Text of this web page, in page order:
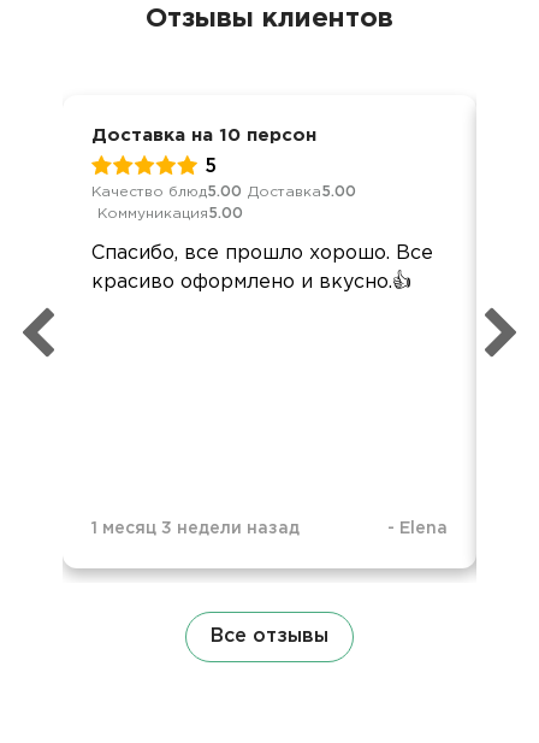
Отзывы клиентов
Доставка на 10 персон
5
Качество блюд5.00 Доставка5.00
Коммуникация5.00
Спасибо, все прошло хорошо. Все
красиво оформлено и вкусно.👍
1 месяц 3 недели назад - Elena
Все отзывы